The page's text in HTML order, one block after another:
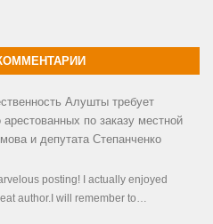
Алушты требует
по заказу местной
и депутата Степанченко
posting! I actually enjoyed
author.I will remember to…